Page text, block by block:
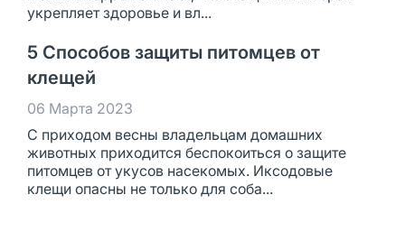
укрепляет здоровье и вл...
5 Способов защиты питомцев от
клещей
06 Марта 2023
С приходом весны владельцам домашних
животных приходится беспокоиться о защите
питомцев от укусов насекомых. Иксодовые
клещи опасны не только для соба...